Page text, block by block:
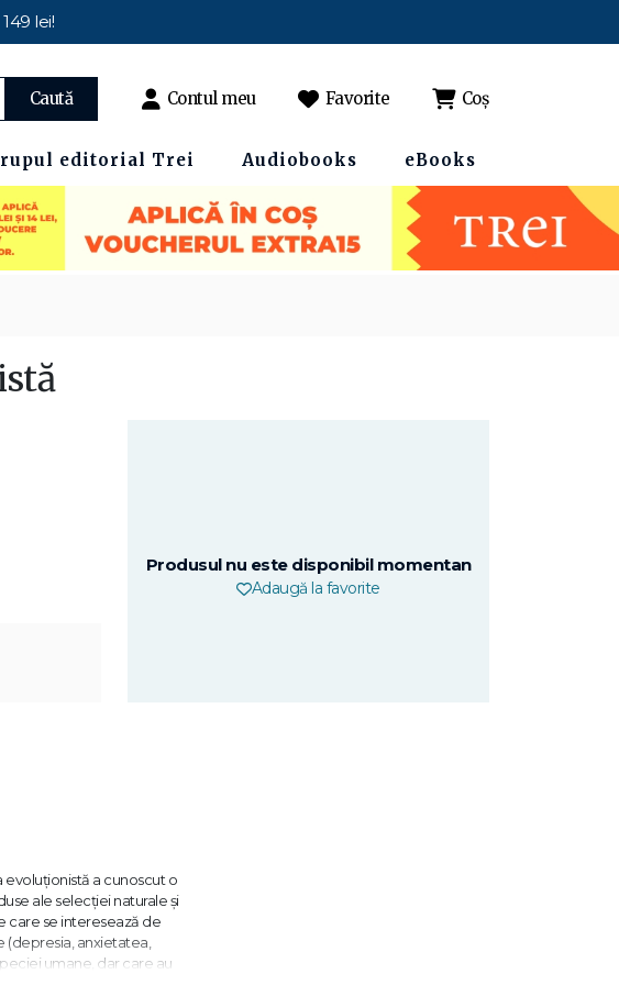
lei!
Caută Contul meu Favorite Coș
editorial Trei Audiobooks eBooks
Produsul nu este disponibil momentan
Adaugă la favorite
a cunoscut o
ale selecției naturale și
care se interesează de
anxietatea,
umane, dar care au